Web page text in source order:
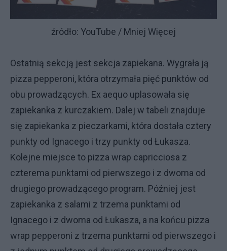
źródło: YouTube / Mniej Więcej
Ostatnią sekcją jest sekcja zapiekana. Wygrała ją
pizza pepperoni, która otrzymała pięć punktów od
obu prowadzących. Ex aequo uplasowała się
zapiekanka z kurczakiem. Dalej w tabeli znajduje
się zapiekanka z pieczarkami, która dostała cztery
punkty od Ignacego i trzy punkty od Łukasza.
Kolejne miejsce to pizza wrap capricciosa z
czterema punktami od pierwszego i z dwoma od
drugiego prowadzącego program. Później jest
zapiekanka z salami z trzema punktami od
Ignacego i z dwoma od Łukasza, a na końcu pizza
wrap pepperoni z trzema punktami od pierwszego i